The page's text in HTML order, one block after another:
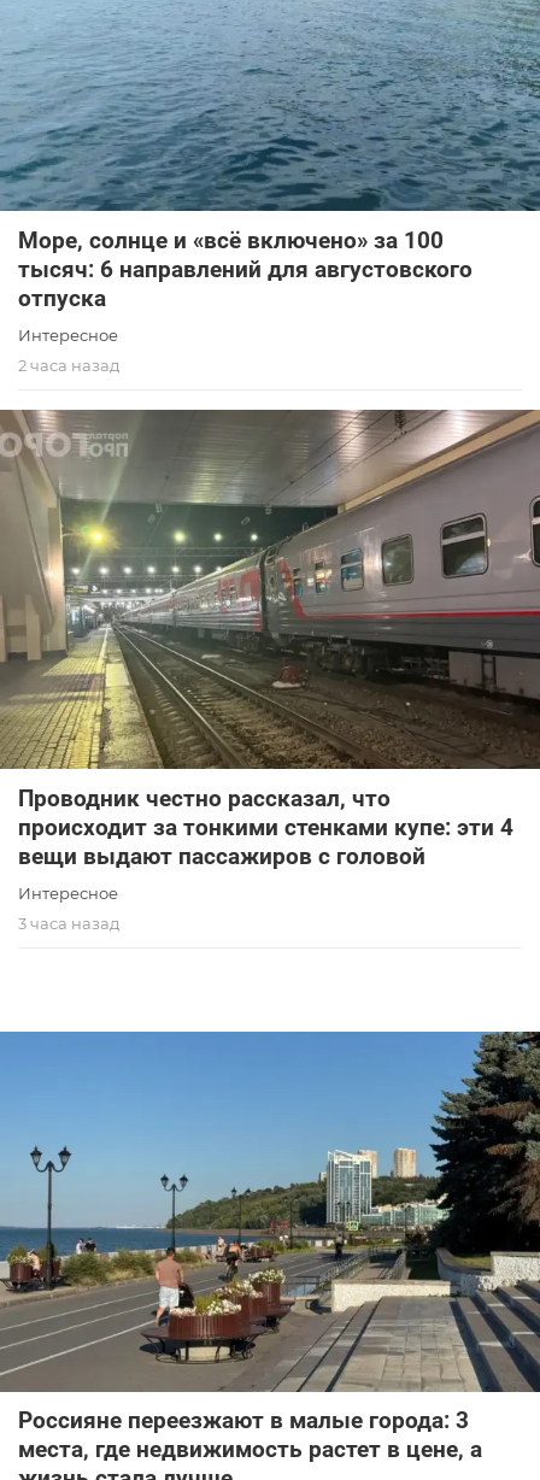
Море, солнце и «всё включено» за 100
тысяч: 6 направлений для августовского
отпуска
Интересное
2 часа назад
Проводник честно рассказал, что
происходит за тонкими стенками купе: эти 4
вещи выдают пассажиров с головой
Интересное
3 часа назад
Россияне переезжают в малые города: 3
места, где недвижимость растет в цене, а